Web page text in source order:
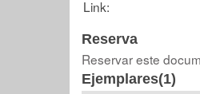
Link:
Reserva
Reservar este
Ejemplares(1)